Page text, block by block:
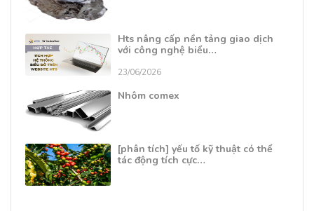
Hts nâng cấp nền tảng giao dịch
với công nghệ biểu…
23/06/2026
Nhôm comex
[phân tích] yếu tố kỹ thuật có thể
tác động tích cực…